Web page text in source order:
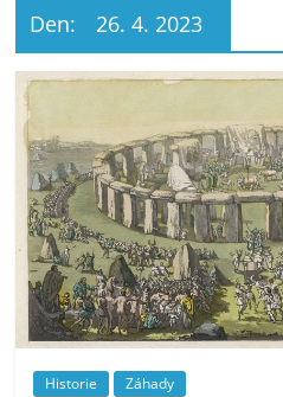
Den: 26. 4. 2023
Historie Záhady